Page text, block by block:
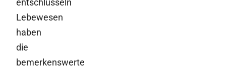
Lebewesen
haben
die
bemerkenswerte